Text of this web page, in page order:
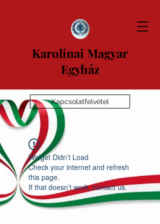
Karolinai Magyar
Egyház
Kapcsolatfelvétel
Widget Didn’t Load
Check your internet and refresh
this page.
If that doesn’t work, contact us.